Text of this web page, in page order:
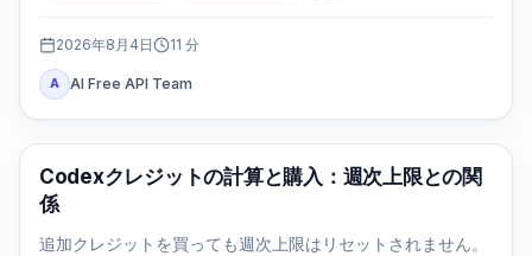
2026年8月4日 11 分
A AI Free API Team
AI Development Tools
Codexクレジットの計算と購入：週次上限との関
係
追加クレジットを買っても週次上限はリセットされません。